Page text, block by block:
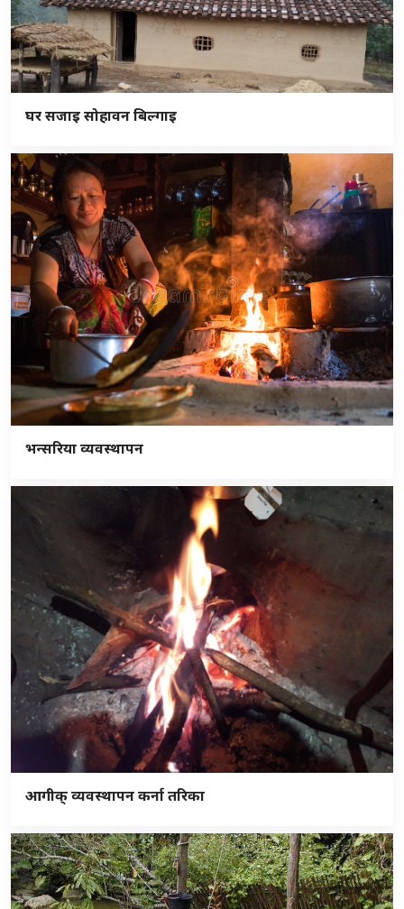
घर सजाइ सोहावन बिल्गाइ
भन्सरिया व्यवस्थापन
आगीक् व्यवस्थापन कर्ना तरिका